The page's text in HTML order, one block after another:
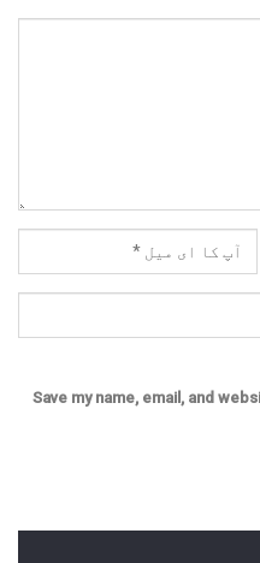
Save my name, email, and